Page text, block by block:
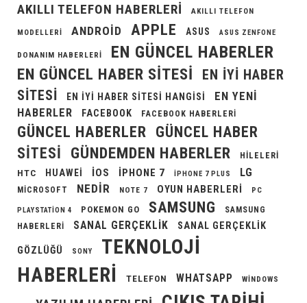
AKILLI TELEFON HABERLERI AKILLI TELEFON
MODELLERI ANDROID APPLE ASUS ASUS ZENFONE
DONANIM HABERLERI EN GÜNCEL HABERLER
EN GÜNCEL HABER SITESI
EN IYI HABER
SITESI
EN IYI HABER SITESI HANGISI
EN YENI
HABERLER
FACEBOOK FACEBOOK HABERLERI
GÜNCEL HABERLER
GÜNCEL HABER
SITESI
GÜNDEMDEN HABERLER
HILELERI
HTC
HUAWEI IOS IPHONE 7 IPHONE 7 PLUS LG
MICROSOFT NEDIR NOTE 7 OYUN HABERLERI PC
PLAYSTATION 4 POKEMON GO SAMSUNG
SAMSUNG
HABERLERI
SANAL GERÇEKLIK SANAL GERÇEKLIK
GÖZLÜĞÜ SONY
TEKNOLOJI
HABERLERI
TELEFON WHATSAPP WINDOWS